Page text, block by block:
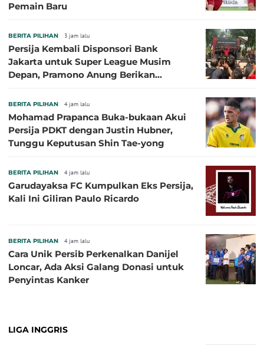
Pemain Baru
BERITA PILIHAN 3 jam lalu
Persija Kembali Disponsori Bank
Jakarta untuk Super League Musim
Depan, Pramono Anung Berikan
BERITA PILIHAN 4 jam lalu
Mohamad Prapanca Buka-bukaan Akui
Persija PDKT dengan Justin Hubner,
Tunggu Keputusan Shin Tae-yong
BERITA PILIHAN 4 jam lalu
Garudayaksa FC Kumpulkan Eks Persija,
Kali Ini Giliran Paulo Ricardo
BERITA PILIHAN 4 jam lalu
Cara Unik Persib Perkenalkan Danijel
Loncar, Ada Aksi Galang Donasi untuk
Penyintas Kanker
LIGA INGGRIS